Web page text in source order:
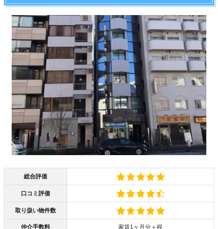
総合評価
口コミ評価
取り扱い物件数
仲介手数料 家賃1ヶ月分＋税